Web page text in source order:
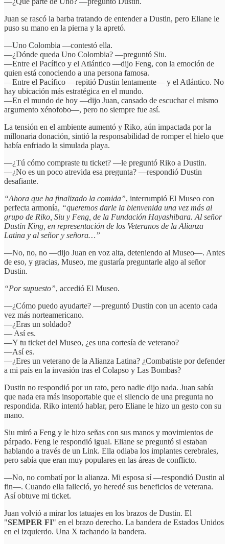
Juan se rascó la barba tratando de entender a Dustin, pero Eliane le
puso su mano en la pierna y la apretó.
—Uno Colombia —contestó ella.
—¿Dónde queda Uno Colombia? —preguntó Siu.
—Entre el Pacífico y el Atlántico —dijo Feng, con la emoción de
quien está conociendo a una persona famosa.
—Entre el Pacífico —repitió Dustin lentamente— y el Atlántico. No
hay ubicación más estratégica en el mundo.
—En el mundo de hoy —dijo Juan, cansado de escuchar el mismo
argumento xénofobo—, pero no siempre fue así.
La tensión en el ambiente aumentó y Riko, aún impactada por la
millonaria donación, sintió la responsabilidad de romper el hielo que
había enfriado la simulada playa.
—¿Tú cómo compraste tu ticket? —le preguntó Riko a Dustin.
—¿No es un poco atrevida esa pregunta? —respondió Dustin
desafiante.
“Ahora que ha finalizado la comida”, interrumpió El Museo con
perfecta armonía, “queremos darle la bienvenida una vez más al
grupo de Riko, Siu y Feng, de la Fundación Hayashibara. Al señor
Dustin King, en representación de los Veteranos de la Alianza
Latina y al señor y señora…”
—No, no, no —dijo Juan en voz alta, deteniendo al Museo—. Antes
de eso, y gracias, Museo, me gustaría preguntarle algo al señor
Dustin.
“Por supuesto”, accedió El Museo.
—¿Cómo puedo ayudarte? —preguntó Dustin con un acento cada
vez más norteamericano.
—¿Eras un soldado?
— Así es.
—Y tu ticket del Museo, ¿es una cortesía de veterano?
—Así es.
—¿Eres un veterano de la Alianza Latina? ¿Combatiste por defender
a mi país en la invasión tras el Colapso y Las Bombas?
Dustin no respondió por un rato, pero nadie dijo nada. Juan sabía
que nada era más insoportable que el silencio de una pregunta no
respondida. Riko intentó hablar, pero Eliane le hizo un gesto con su
mano.
Siu miró a Feng y le hizo señas con sus manos y movimientos de
párpado. Feng le respondió igual. Eliane se preguntó si estaban
hablando a través de un Link. Ella odiaba los implantes cerebrales,
pero sabía que eran muy populares en las áreas de conflicto.
—No, no combatí por la alianza. Mi esposa sí —respondió Dustin al
fin—. Cuando ella falleció, yo heredé sus beneficios de veterana.
Así obtuve mi ticket.
Juan volvió a mirar los tatuajes en los brazos de Dustin. El
"SEMPER FI" en el brazo derecho. La bandera de Estados Unidos
en el izquierdo. Una X tachando la bandera.